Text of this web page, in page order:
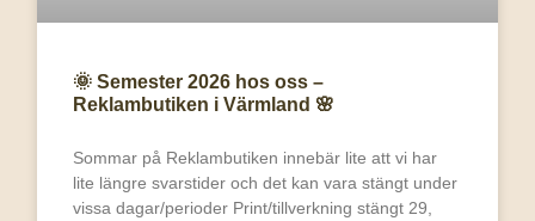
🌞 Semester 2026 hos oss –
Reklambutiken i Värmland 🌸
Sommar på Reklambutiken innebär lite att vi har
lite längre svarstider och det kan vara stängt under
vissa dagar/perioder Print/tillverkning stängt 29,